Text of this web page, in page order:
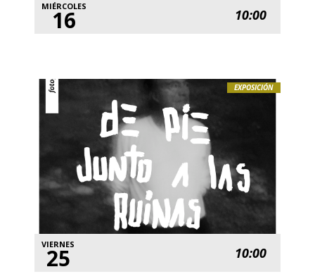
MIÉRCOLES
16 10:00
EXPOSICIÓN
VIERNES
25 10:00